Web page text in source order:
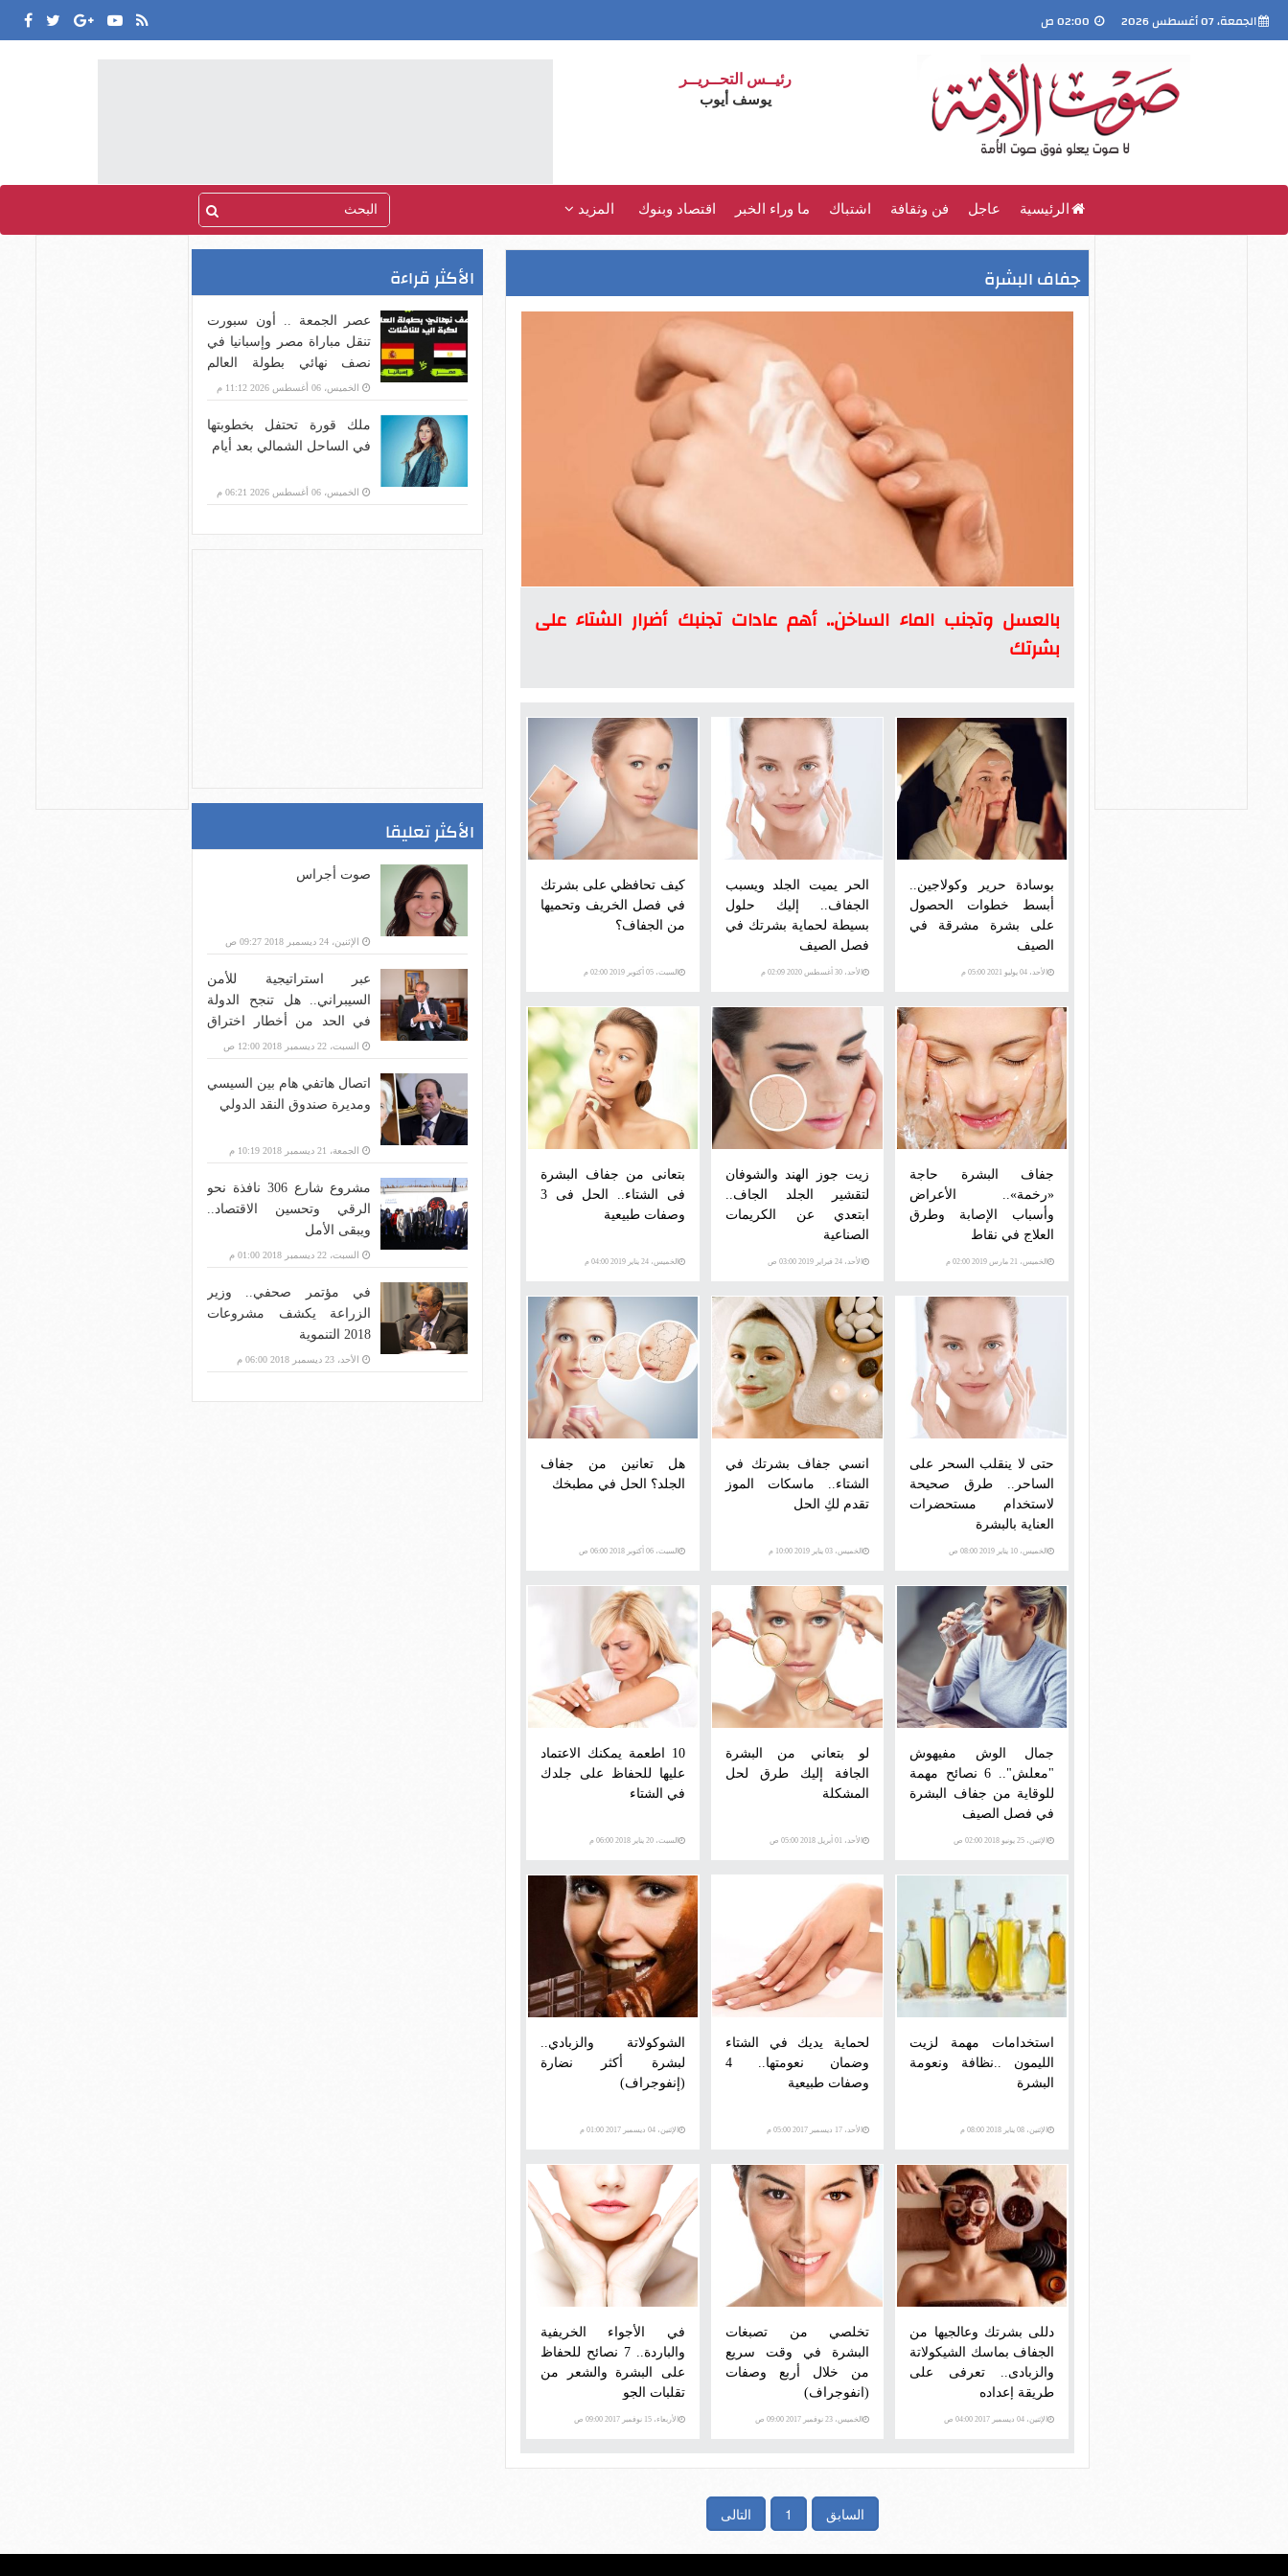
الجمعة، 07 أغسطس 2026
رئيــس التحــريــر
يوسف أيوب
الرئيسية عاجل فن وثقافة اشتباك ما وراء الخبر اقتصاد وبنوك المزيد
جفاف البشرة
بالعسل وتجنب الماء الساخن.. أهم عادات تجنبك أضرار الشتاء على
بشرتك
بوسادة حرير وكولاجين..
أبسط خطوات الحصول
على بشرة مشرقة في
الصيف
الأحد، 04 يوليو 2021 05:00 م
الحر يميت الجلد ويسبب
الجفاف.. إليك حلول
بسيطة لحماية بشرتك في
فصل الصيف
الأحد، 30 أغسطس 2020 02:09 م
كيف تحافظي على بشرتك
في فصل الخريف وتحميها
من الجفاف؟
السبت، 05 أكتوبر 2019 02:00 م
جفاف البشرة حاجة
«رخمة».. الأعراض
وأسباب الإصابة وطرق
العلاج في نقاط
الخميس، 21 مارس 2019 02:00 م
زيت جوز الهند والشوفان
لتقشير الجلد الجاف..
ابتعدي عن الكريمات
الصناعية
الأحد، 24 فبراير 2019 03:00 ص
بتعانى من جفاف البشرة
فى الشتاء.. الحل فى 3
وصفات طبيعية
الخميس، 24 يناير 2019 04:00 م
حتى لا ينقلب السحر على
الساحر.. طرق صحيحة
لاستخدام مستحضرات
العناية بالبشرة
الخميس، 10 يناير 2019 08:00 ص
انسي جفاف بشرتك في
الشتاء.. ماسكات الموز
تقدم لكِ الحل
الخميس، 03 يناير 2019 10:00 م
هل تعانين من جفاف
الجلد؟ الحل في مطبخك
السبت، 06 أكتوبر 2018 06:00 ص
جمال الوش مفيهوش
"معلش".. 6 نصائح مهمة
للوقاية من جفاف البشرة
في فصل الصيف
الإثنين، 25 يونيو 2018 02:00 ص
لو بتعاني من البشرة
الجافة إليك طرق لحل
المشكلة
الأحد، 01 أبريل 2018 05:00 ص
10 اطعمة يمكنك الاعتماد
عليها للحفاظ على جلدك
في الشتاء
السبت، 20 يناير 2018 06:00 م
استخدامات مهمة لزيت
الليمون ..نظافة ونعومة
البشرة
الإثنين، 08 يناير 2018 08:00 م
لحماية يديك في الشتاء
وضمان نعومتها.. 4
وصفات طبيعية
الأحد، 17 ديسمبر 2017 05:00 م
الشوكولاتة والزبادي..
لبشرة أكثر نضارة
(إنفوجراف)
الإثنين، 04 ديسمبر 2017 01:00 م
دللى بشرتك وعالجيها من
الجفاف بماسك الشيكولاتة
والزبادى.. تعرفى على
طريقة إعداده
الإثنين، 04 ديسمبر 2017 04:00 ص
تخلصي من تصبغات
البشرة في وقت سريع
من خلال أربع وصفات
(انفوجراف)
الخميس، 23 نوفمبر 2017 09:00 ص
في الأجواء الخريفية
والباردة.. 7 نصائح للحفاظ
على البشرة والشعر من
تقلبات الجو
الأربعاء، 15 نوفمبر 2017 09:00 ص
السابق 1 التالى
الأكثر قراءة
عصر الجمعة .. أون سبورت
تنقل مباراة مصر وإسبانيا في
نصف نهائي بطولة العالم
للناشئات لكرة اليد
الخميس، 06 أغسطس 2026 11:12 م
ملك قورة تحتفل بخطوبتها
في الساحل الشمالي بعد أيام
الخميس، 06 أغسطس 2026 06:21 م
الأكثر تعليقا
صوت أجراس
الإثنين، 24 ديسمبر 2018 09:27 ص
عبر استراتيجية للأمن
السيبراني.. هل تنجح الدولة
في الحد من أخطار اختراق
بنية الاتصالات؟
السبت، 22 ديسمبر 2018 12:00 ص
اتصال هاتفي هام بين السيسي
ومديرة صندوق النقد الدولي
الجمعة، 21 ديسمبر 2018 10:19 م
مشروع شارع 306 نافذة نحو
الرقي وتحسين الاقتصاد..
ويبقى الأمل
السبت، 22 ديسمبر 2018 01:00 م
في مؤتمر صحفي.. وزير
الزراعة يكشف مشروعات
2018 التنموية
الأحد، 23 ديسمبر 2018 06:00 م